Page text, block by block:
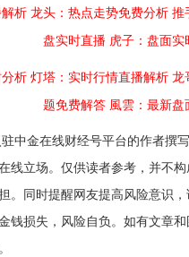
析 龙头：热点走势免费分析 推
盘实时直播 虎子：盘面实
析 灯塔：实时行情直播解析 龙
题免费解答 風雲：最新盘
中金在线财经号平台的作者撰
线立场。仅供读者参考，并不
。同时提醒网友提高风险意识
钱损失，风险自负。如有文章